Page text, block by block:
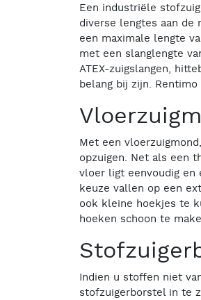
Een industriële
diverse lengtes aan
een maximale lengte
met een slanglengte
ATEX-zuigslangen,
belang bij zijn.
Met een
opzuigen. Net als een
vloer ligt eenvoudig en
keuze vallen op een
ook kleine hoekjes te
hoeken schoon te
Indien u stoffen niet
stofzuigerborstel in te